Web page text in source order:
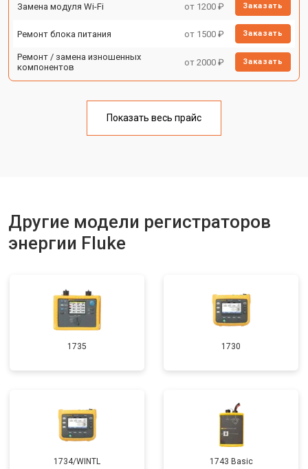
Замена модуля Wi-Fi от 1200 ₽ Заказать
Ремонт блока питания от 1500 ₽ Заказать
Ремонт / замена изношенных
компонентов
от 2000 ₽ Заказать
Показать весь прайс
Другие модели регистраторов
энергии Fluke
1735 1730
1734/WINTL 1743 Basic